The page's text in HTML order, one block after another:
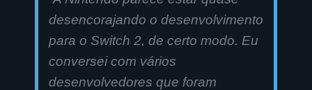
desencorajando o desenvolvimento
para o Switch 2, de certo modo. Eu
conversei com vários
desenvolvedores que foram